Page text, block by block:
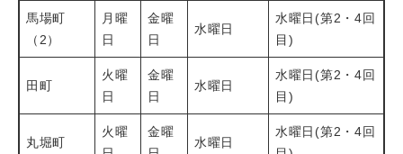
馬場町
（2）
月曜
日
金曜
日
水曜日
水曜日(第2・4回
目)
田町
火曜
日
金曜
日
水曜日
水曜日(第2・4回
目)
丸堀町
火曜
金曜
水曜日
水曜日(第2・4回